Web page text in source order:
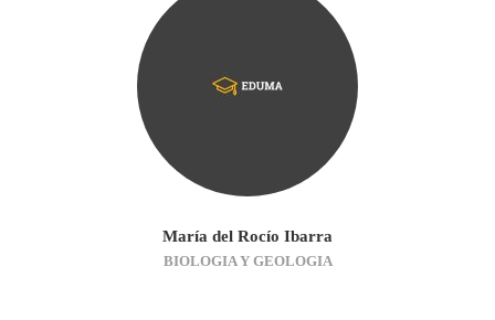
María del Rocío Ibarra
BIOLOGIA Y GEOLOGIA